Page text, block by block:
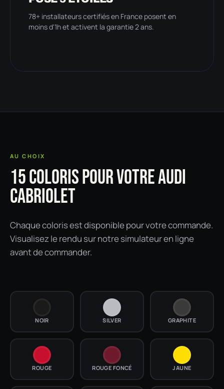
78+ installateurs certifiés en France posent en
moins d'1h et activent la garantie 2 ans.
AU CHOIX
15 COLORIS POUR VOTRE AUDI
CABRIOLET
Chaque coloris est disponible pour votre commande.
Visualisez le rendu sur notre simulateur en ligne
avant de commander.
NOIR SILVER GRAPHITE
ROUGE ROUGE FONCÉ JAUNE